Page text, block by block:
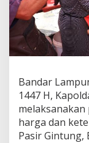
Bandar
1447 H,
harga dan
Pasir Gintung,